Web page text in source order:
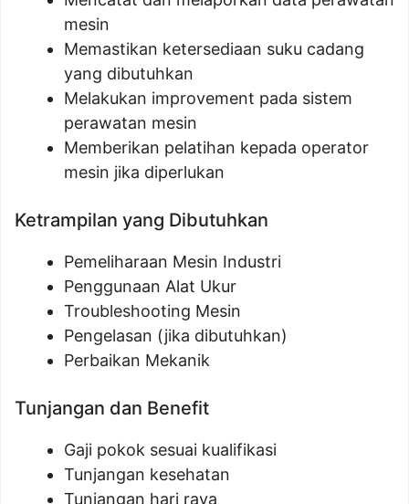
mesin
Memastikan ketersediaan suku cadang
yang dibutuhkan
Melakukan improvement pada sistem
perawatan mesin
Memberikan pelatihan kepada operator
mesin jika diperlukan
Ketrampilan yang Dibutuhkan
Pemeliharaan Mesin Industri
Penggunaan Alat Ukur
Troubleshooting Mesin
Pengelasan (jika dibutuhkan)
Perbaikan Mekanik
Tunjangan dan Benefit
Gaji pokok sesuai kualifikasi
Tunjangan kesehatan
Tunjangan hari raya